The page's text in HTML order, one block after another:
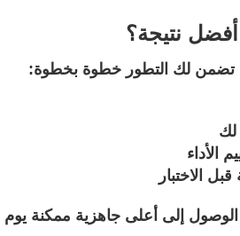
نتيجة؟
لك التطور خطوة بخطوة:
إلى أعلى جاهزية ممكنة يوم